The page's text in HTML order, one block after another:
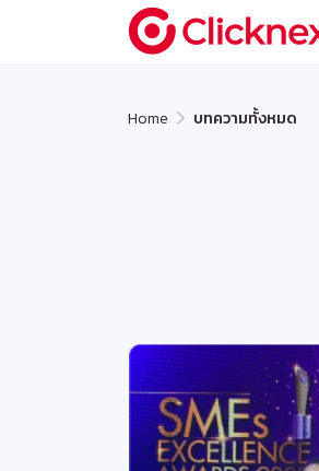
Home บทความทั้งหมด